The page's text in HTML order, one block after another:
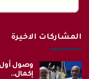
المشاركات الاخيرة
وصول أول
إكمال…